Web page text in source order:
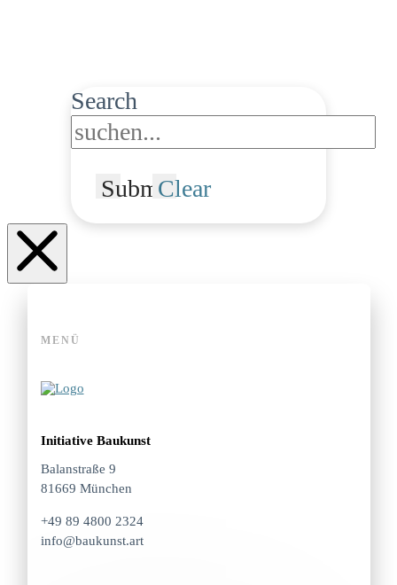
Search
SubmitClear
MENÜ
Initiative Baukunst
Balanstraße 9
81669 München
+49 89 4800 2324
info@baukunst.art